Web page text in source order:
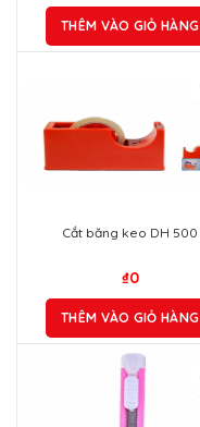
THÊM VÀO GIỎ HÀNG
Cắt băng keo DH 500
₫0
THÊM VÀO GIỎ HÀNG